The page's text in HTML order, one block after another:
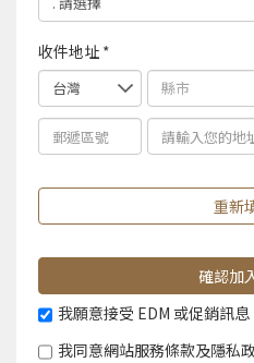
收件地址 *
重新
確認加
我願意接受 EDM 或促銷訊息
我同意網站服務條款及隱私